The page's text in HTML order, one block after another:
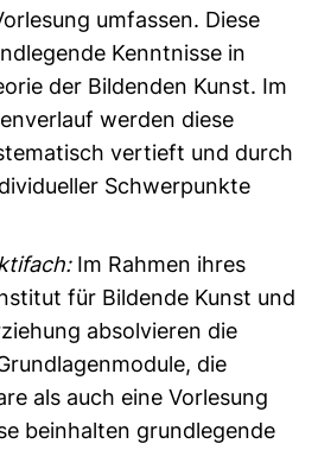
umfassen. Diese
Kenntnisse in
der Bildenden Kunst. Im
werden diese
vertieft und durch
Schwerpunkte
Im Rahmen ihres
für Bildende Kunst und
absolvieren die
die
als auch eine Vorlesung
beinhalten grundlegende